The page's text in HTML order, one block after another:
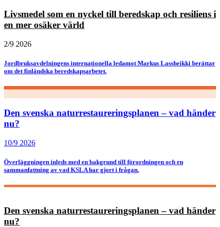
Livsmedel som en nyckel till beredskap och resiliens i
en mer osäker värld
2/9 2026
Jordbruksavdelningens internationella ledamot Markus Lassheikki berättar
om det finländska beredskapsarbetet.
Den svenska naturrestaureringsplanen – vad händer
nu?
10/9 2026
Överläggningen inleds med en bakgrund till förordningen och en
sammanfattning av vad KSLA har gjort i frågan.
Den svenska naturrestaureringsplanen – vad händer
nu?